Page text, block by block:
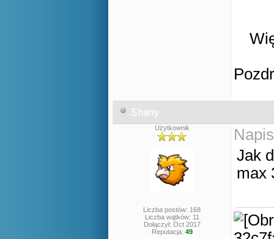
Shany
Użytkownik
Liczba postów: 168
Liczba wątków: 11
Dołączył: Oct 2017
Reputacja: 49
Jak
max